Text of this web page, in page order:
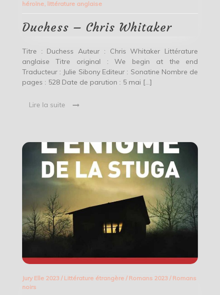
héroïne, littérature anglaise
Duchess – Chris Whitaker
Titre : Duchess Auteur : Chris Whitaker Littérature
anglaise Titre original : We begin at the end
Traducteur : Julie Sibony Editeur : Sonatine Nombre de
pages : 528 Date de parution : 5 mai […]
Lire la suite
Jury Elle 2023/ Littérature étrangère/ Romans 2023/ Romans
noirs